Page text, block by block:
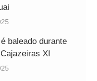
baleado durante
XI